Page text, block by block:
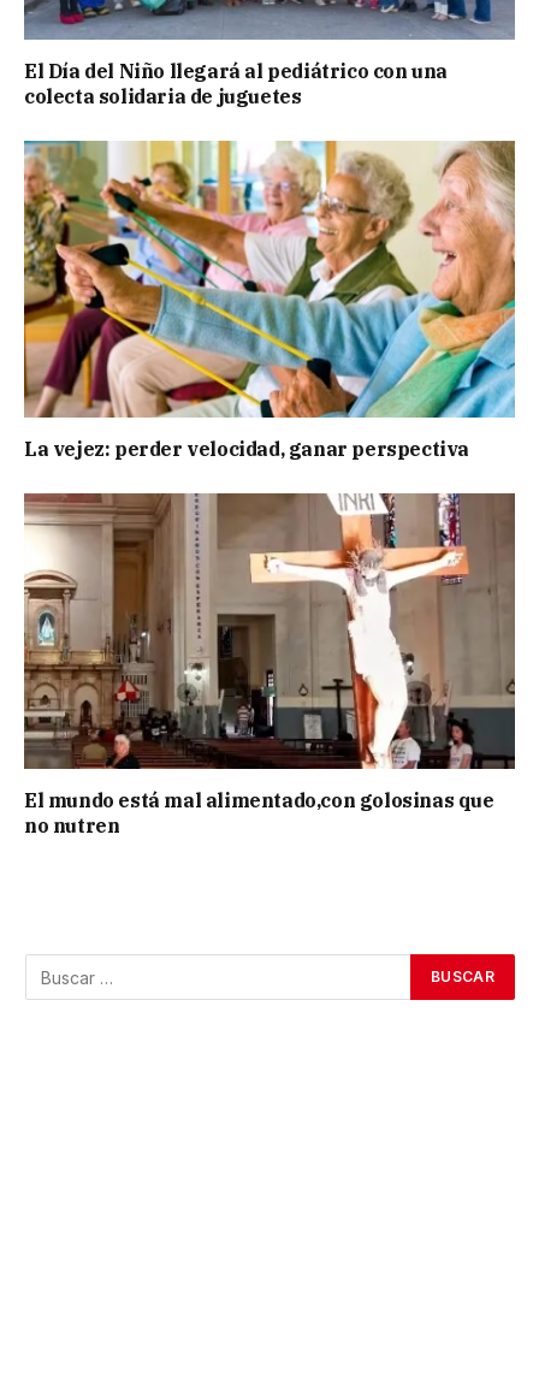
El Día del Niño llegará al pediátrico con una
colecta solidaria de juguetes
La vejez: perder velocidad, ganar perspectiva
El mundo está mal alimentado,con golosinas que
no nutren